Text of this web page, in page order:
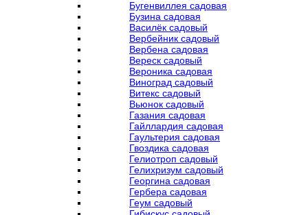
Бугенвиллея садовая
Бузина садовая
Василёк садовый
Вербейник садовый
Вербена садовая
Вереск садовый
Вероника садовая
Виноград садовый
Витекс садовый
Вьюнок садовый
Газания садовая
Гайллардия садовая
Гаультерия садовая
Гвоздика садовая
Гелиотроп садовый
Гелихризум садовый
Георгина садовая
Гербера садовая
Геум садовый